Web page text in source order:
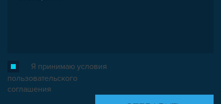
Я принимаю условия
пользовательского
соглашения